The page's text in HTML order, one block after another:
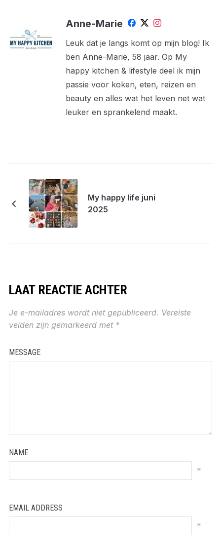
Anne-Marie
Leuk dat je langs komt op mijn blog! Ik
ben Anne-Marie, 58 jaar. Op My
happy kitchen & lifestyle deel ik mijn
passie voor koken, eten, reizen en
beauty en alles wat het leven net wat
leuker en sprankelend maakt.
My happy life juni
2025
LAAT REACTIE ACHTER
Je e-mailadres wordt niet gepubliceerd. Vereiste
velden zijn gemarkeerd met *
MESSAGE
NAME
*
EMAIL ADDRESS
*